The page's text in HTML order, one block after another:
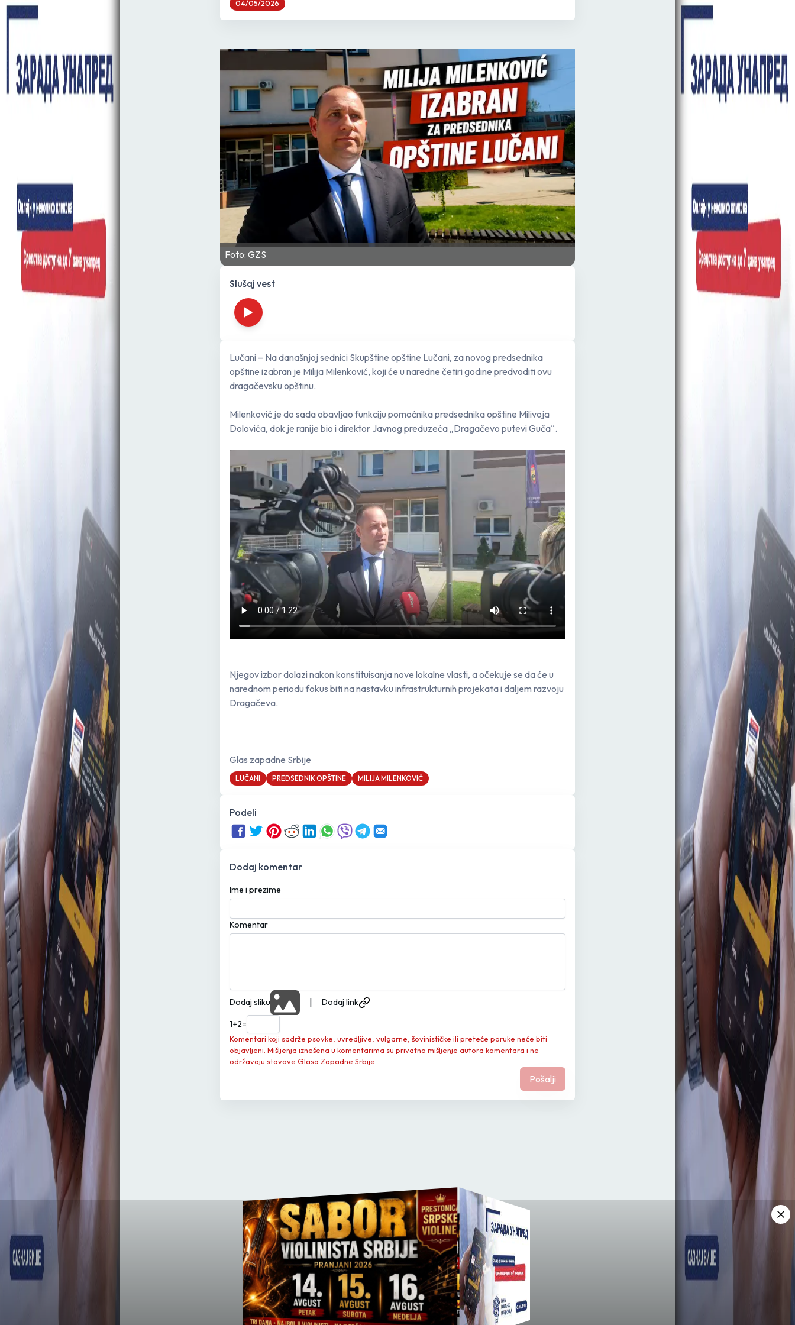
04/05/2026
Foto: GZS
Slušaj vest
Lučani – Na današnjoj sednici Skupštine opštine Lučani, za novog predsednika
opštine izabran je Milija Milenković, koji će u naredne četiri godine predvoditi ovu
dragačevsku opštinu.
Milenković je do sada obavljao funkciju pomoćnika predsednika opštine Milivoja
Dolovića, dok je ranije bio i direktor Javnog preduzeća „Dragačevo putevi Guča“.
Njegov izbor dolazi nakon konstituisanja nove lokalne vlasti, a očekuje se da će u
narednom periodu fokus biti na nastavku infrastrukturnih projekata i daljem razvoju
Dragačeva.
Glas zapadne Srbije
LUČANI PREDSEDNIK OPŠTINE MILIJA MILENKOVIĆ
Podeli
Dodaj komentar
Ime i prezime
Komentar
Dodaj sliku | Dodaj link
1+2=
Komentari koji sadrže psovke, uvredljive, vulgarne, šovinističke ili preteće poruke neće biti
objavljeni. Mišljenja iznešena u komentarima su privatno mišljenje autora komentara i ne
održavaju stavove Glasa Zapadne Srbije.
Pošalji